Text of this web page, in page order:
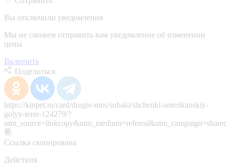
Вы отключили уведомления
Мы не сможем отправить вам уведомление об изменении
цены
Включить
Поделиться
https://kinpet.ru/card/drugie-mos/sobaki/shchenki-amerikanskiy-
golyy-terer-124279/?
Ссылка скопирована
Действия